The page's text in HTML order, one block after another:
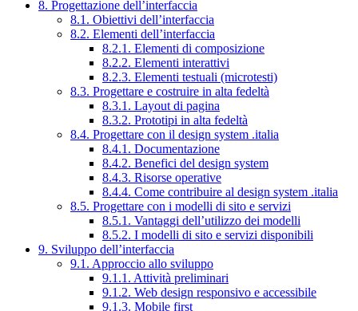
8. Progettazione dell’interfaccia
8.1. Obiettivi dell’interfaccia
8.2. Elementi dell’interfaccia
8.2.1. Elementi di composizione
8.2.2. Elementi interattivi
8.2.3. Elementi testuali (microtesti)
8.3. Progettare e costruire in alta fedeltà
8.3.1. Layout di pagina
8.3.2. Prototipi in alta fedeltà
8.4. Progettare con il design system .italia
8.4.1. Documentazione
8.4.2. Benefici del design system
8.4.3. Risorse operative
8.4.4. Come contribuire al design system .italia
8.5. Progettare con i modelli di sito e servizi
8.5.1. Vantaggi dell’utilizzo dei modelli
8.5.2. I modelli di sito e servizi disponibili
9. Sviluppo dell’interfaccia
9.1. Approccio allo sviluppo
9.1.1. Attività preliminari
9.1.2. Web design responsivo e accessibile
9.1.3. Mobile first